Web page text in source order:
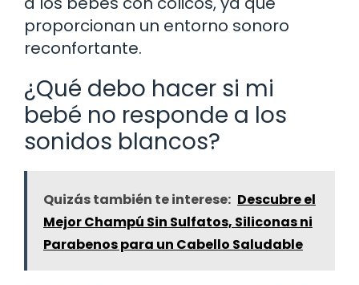
proporcionan un entorno sonoro
reconfortante.
¿Qué debo hacer si mi
bebé no responde a los
sonidos blancos?
Quizás también te interese: Descubre el
Mejor Champú Sin Sulfatos, Siliconas ni
Parabenos para un Cabello Saludable